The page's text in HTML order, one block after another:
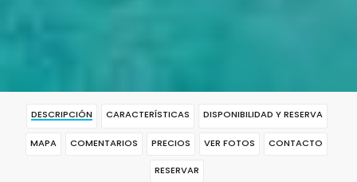
DESCRIPCIÓN CARACTERÍSTICAS DISPONIBILIDAD Y RESERVA
MAPA COMENTARIOS PRECIOS VER FOTOS CONTACTO
RESERVAR